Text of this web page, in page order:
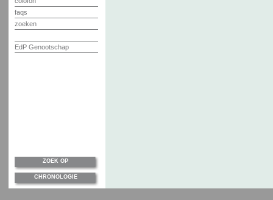
faqs
zoeken
EdP Genootschap
ZOEK OP
CHRONOLOGIE